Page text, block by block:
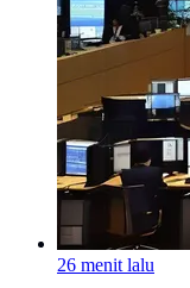
26 menit lalu